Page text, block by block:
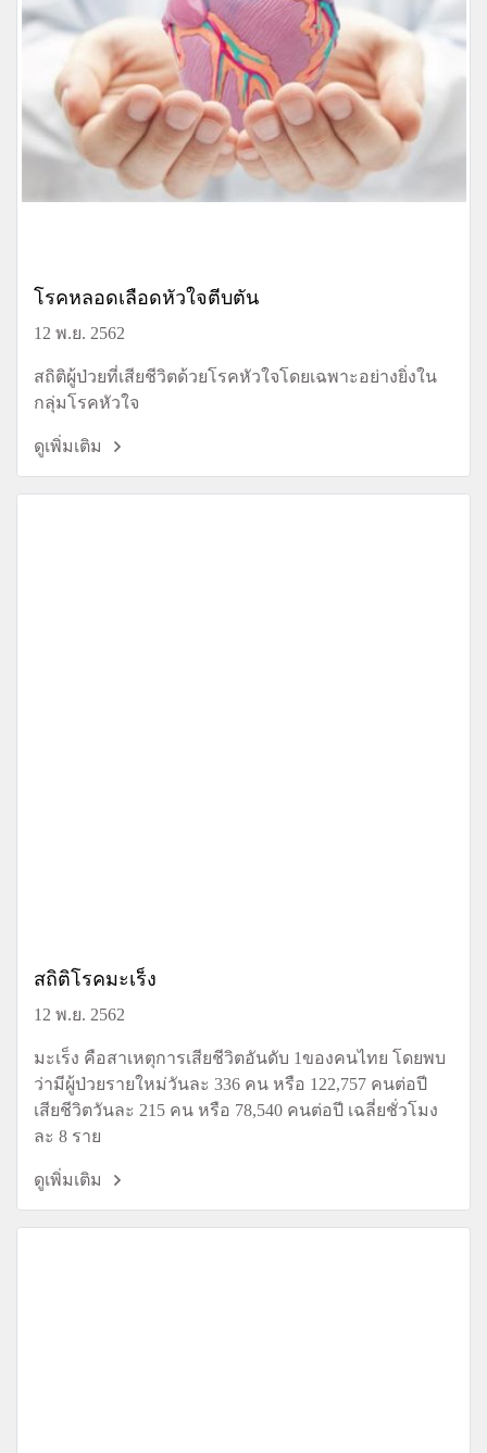
โรคหลอดเลือดหัวใจตีบตัน
12 พ.ย. 2562
สถิติผู้ป่วยที่เสียชีวิตด้วยโรคหัวใจโดยเฉพาะอย่างยิ่งใน
กลุ่มโรคหัวใจ
ดูเพิ่มเติม
สถิติโรคมะเร็ง
12 พ.ย. 2562
มะเร็ง คือสาเหตุการเสียชีวิตอันดับ 1ของคนไทย โดยพบ
ว่ามีผู้ป่วยรายใหม่วันละ 336 คน หรือ 122,757 คนต่อปี
เสียชีวิตวันละ 215 คน หรือ 78,540 คนต่อปี เฉลี่ยชั่วโมง
ละ 8 ราย
ดูเพิ่มเติม